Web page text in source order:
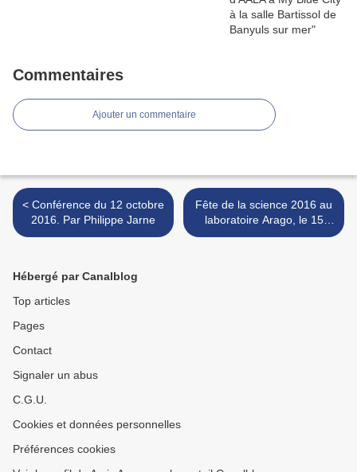
Commentaires
Ajouter un commentaire
< Conférence du 12 octobre
2016. Par Philippe Jarne
Fête de la science 2016 au
laboratoire Arago, le 15
octobre 2016 >
Hébergé par Canalblog
Top articles
Pages
Contact
Signaler un abus
C.G.U.
Cookies et données personnelles
Préférences cookies